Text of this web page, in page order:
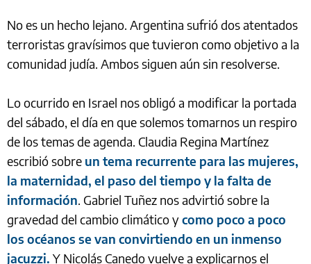
No es un hecho lejano. Argentina sufrió dos atentados
terroristas gravísimos que tuvieron como objetivo a la
comunidad judía. Ambos siguen aún sin resolverse.
Lo ocurrido en Israel nos obligó a modificar la portada
del sábado, el día en que solemos tomarnos un respiro
de los temas de agenda. Claudia Regina Martínez
escribió sobre un tema recurrente para las mujeres,
la maternidad, el paso del tiempo y la falta de
información. Gabriel Tuñez nos advirtió sobre la
gravedad del cambio climático ycomo poco a poco
los océanos se van convirtiendo en un inmenso
jacuzzi. Y Nicolás Canedo vuelve a explicarnos el